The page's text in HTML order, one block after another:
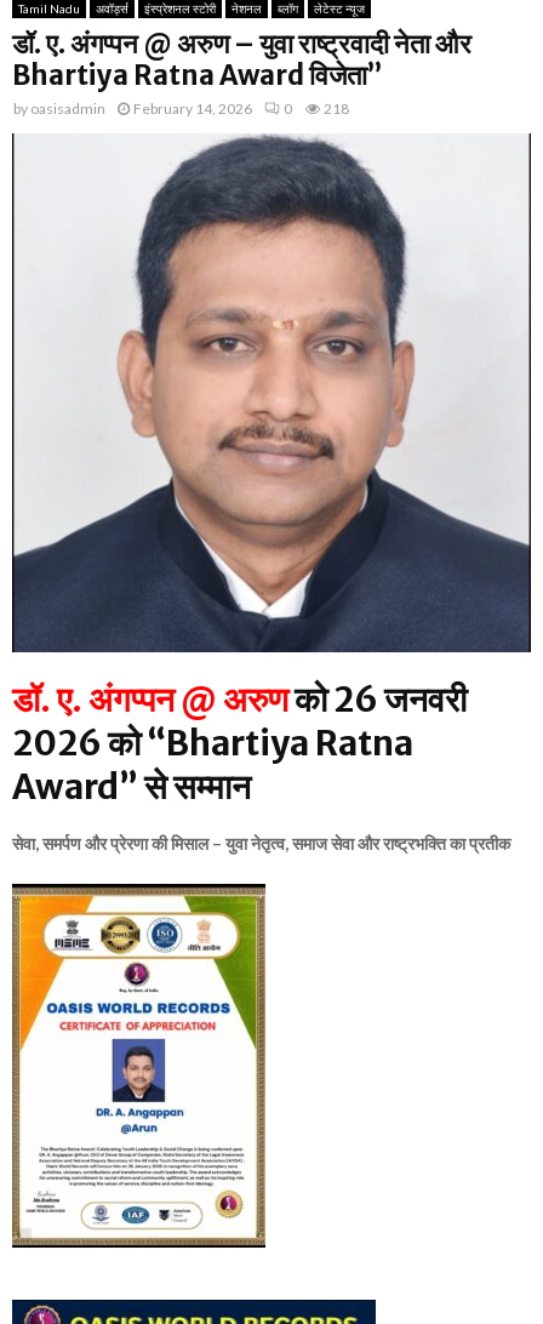
Tamil Nadu अवॉर्ड्स इंस्प्रेशनल स्टोरी नेशनल ब्लॉग लेटेस्ट न्यूज
डॉ. ए. अंगप्पन @ अरुण – युवा राष्ट्रवादी नेता और
Bhartiya Ratna Award विजेता”
by oasisadmin February 14, 2026 0 218
डॉ. ए. अंगप्पन @ अरुणको 26 जनवरी
2026 को “Bhartiya Ratna
Award” से सम्मान
सेवा, समर्पण और प्रेरणा की मिसाल – युवा नेतृत्व, समाज सेवा और राष्ट्रभक्ति का प्रतीक